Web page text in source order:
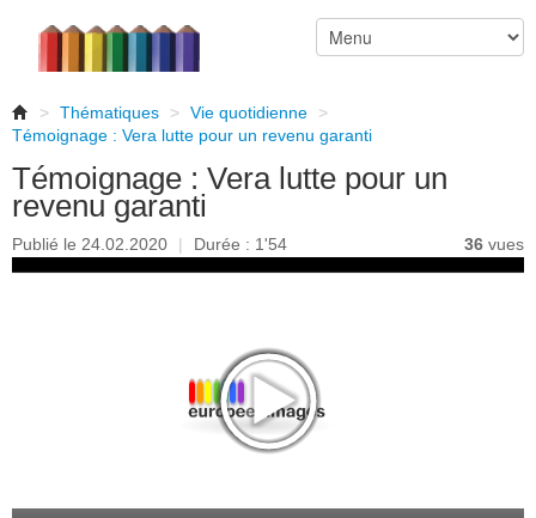
> Thématiques > Vie quotidienne
>
Témoignage : Vera lutte pour un revenu garanti
Témoignage : Vera lutte pour un
revenu garanti
Publié le 24.02.2020 | Durée : 1'54 36 vues